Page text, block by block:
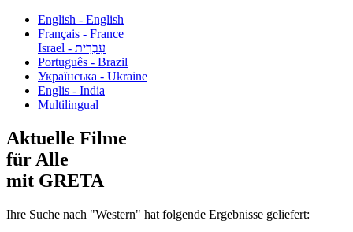
English - English
Français - France
עִבְרִית - Israel
Português - Brazil
Українська - Ukraine
Englis - India
Multilingual
Aktuelle Filme
für Alle
mit GRETA
Ihre Suche nach "Western" hat folgende Ergebnisse geliefert: